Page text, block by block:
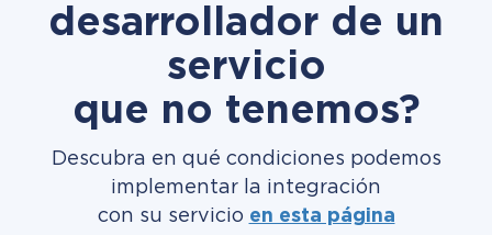
desarrollador de un
servicio
que no tenemos?
Descubra en qué condiciones podemos
implementar la integración
con su servicio en esta página